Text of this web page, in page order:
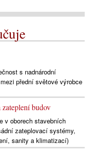
s nadnárodní
přední světové výrobce
budov
v oborech stavebních
zateplovací systémy,
sanity a klimatizací)